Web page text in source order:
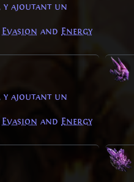
y ajoutant un
Evasion and Energy
y ajoutant un
Evasion and Energy